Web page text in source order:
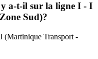
a-t-il sur la ligne I - I
Sud)?
(Martinique Transport -